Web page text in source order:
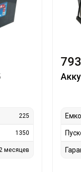
225
1350
месяцев